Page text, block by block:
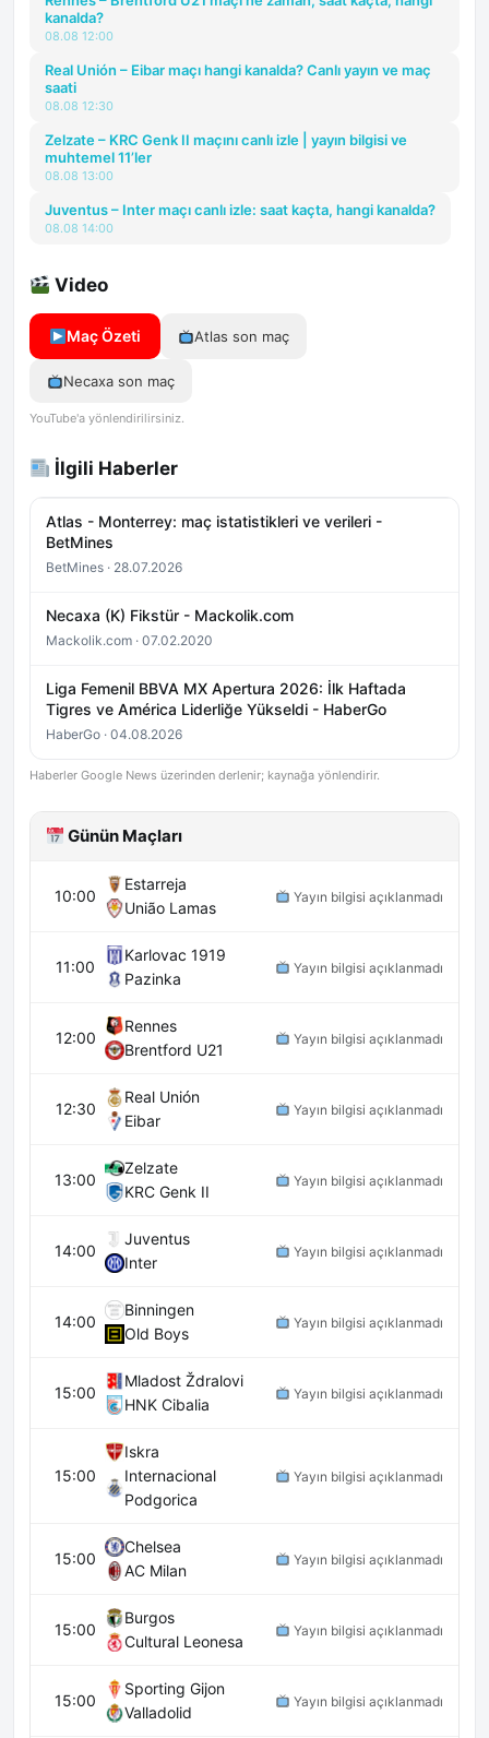
kanalda?
08.08 12:00
Real Unión – Eibar maçı hangi kanalda? Canlı yayın ve maç
saati
08.08 12:30
Zelzate – KRC Genk II maçını canlı izle | yayın bilgisi ve
muhtemel 11’ler
08.08 13:00
Juventus – Inter maçı canlı izle: saat kaçta, hangi kanalda?
08.08 14:00
Video
Maç Özeti Atlas son maç
Necaxa son maç
YouTube'a yönlendirilirsiniz.
İlgili Haberler
Atlas - Monterrey: maç istatistikleri ve verileri -
BetMines
BetMines · 28.07.2026
Necaxa (K) Fikstür - Mackolik.com
Mackolik.com · 07.02.2020
Liga Femenil BBVA MX Apertura 2026: İlk Haftada
Tigres ve América Liderliğe Yükseldi - HaberGo
HaberGo · 04.08.2026
Haberler Google News üzerinden derlenir; kaynağa yönlendirir.
Günün Maçları
10:00
Estarreja
União Lamas
Yayın bilgisi açıklanmadı
11:00
Karlovac 1919
Pazinka
Yayın bilgisi açıklanmadı
12:00
Rennes
Brentford U21
Yayın bilgisi açıklanmadı
12:30
Real Unión
Eibar
Yayın bilgisi açıklanmadı
13:00
Zelzate
KRC Genk II
Yayın bilgisi açıklanmadı
14:00
Juventus
Inter
Yayın bilgisi açıklanmadı
14:00
Binningen
Old Boys
Yayın bilgisi açıklanmadı
15:00
Mladost Ždralovi
HNK Cibalia
Yayın bilgisi açıklanmadı
15:00
Iskra
Internacional
Podgorica
Yayın bilgisi açıklanmadı
15:00
Chelsea
AC Milan
Yayın bilgisi açıklanmadı
15:00
Burgos
Cultural Leonesa
Yayın bilgisi açıklanmadı
15:00
Sporting Gijon
Valladolid
Yayın bilgisi açıklanmadı